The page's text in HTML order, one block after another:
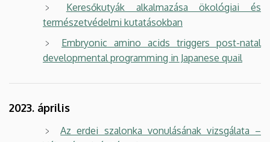
Keresőkutyák alkalmazása ökológiai és
természetvédelmi kutatásokban
Embryonic amino acids triggers post-natal
developmental programming in Japanese quail
2023. április
Az erdei szalonka vonulásának vizsgálata –